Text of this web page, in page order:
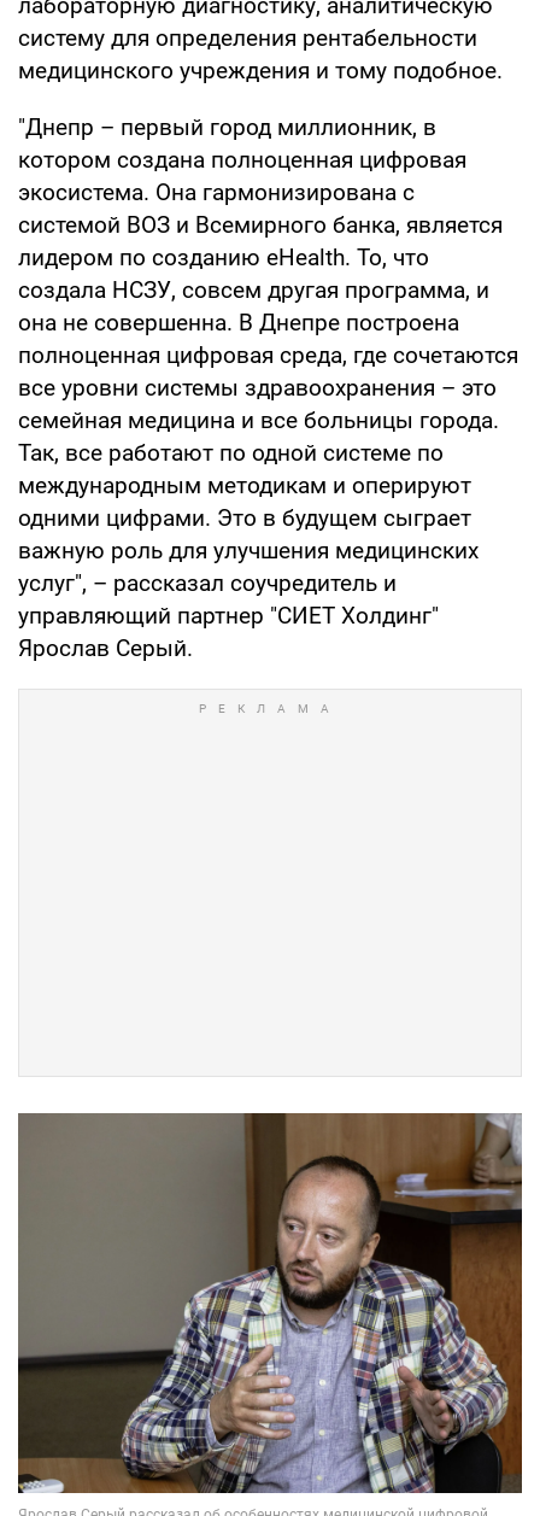
лабораторную диагностику, аналитическую
систему для определения рентабельности
медицинского учреждения и тому подобное.
"Днепр – первый город миллионник, в
котором создана полноценная цифровая
экосистема. Она гармонизирована с
системой ВОЗ и Всемирного банка, является
лидером по созданию eHealth. То, что
создала НСЗУ, совсем другая программа, и
она не совершенна. В Днепре построена
полноценная цифровая среда, где сочетаются
все уровни системы здравоохранения – это
семейная медицина и все больницы города.
Так, все работают по одной системе по
международным методикам и оперируют
одними цифрами. Это в будущем сыграет
важную роль для улучшения медицинских
услуг", – рассказал соучредитель и
управляющий партнер "СИЕТ Холдинг"
Ярослав Серый.